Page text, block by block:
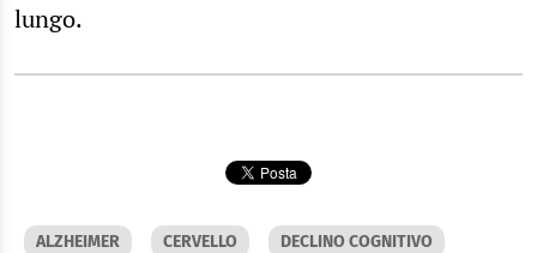
lungo.
ALZHEIMER CERVELLO
DECLINO COGNITIVO